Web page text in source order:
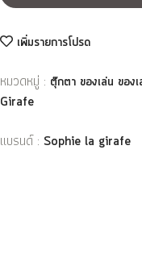
เพิ่มรายการโปรด
หมวดหมู่ : ตุ๊กตา ของเล่น ของเ
Girafe
แบรนด์ : Sophie la girafe